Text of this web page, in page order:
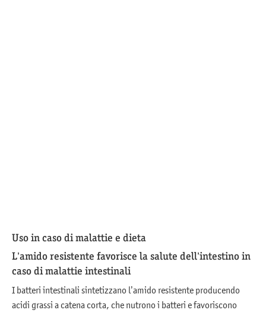
Uso in caso di malattie e dieta
L’amido resistente favorisce la salute dell’intestino in
caso di malattie intestinali
I batteri intestinali sintetizzano l’amido resistente producendo
acidi grassi a catena corta, che nutrono i batteri e favoriscono